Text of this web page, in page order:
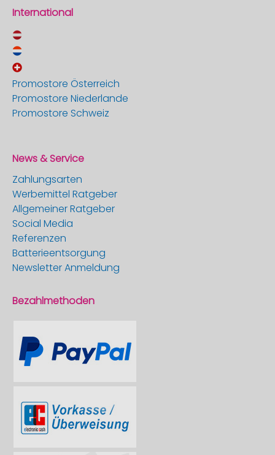
International
Promostore Österreich
Promostore Niederlande
Promostore Schweiz
News & Service
Zahlungsarten
Werbemittel Ratgeber
Allgemeiner Ratgeber
Social Media
Referenzen
Batterieentsorgung
Newsletter Anmeldung
Bezahlmethoden